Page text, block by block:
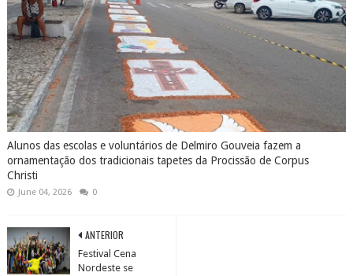
Alunos das escolas e voluntários de Delmiro Gouveia fazem a
ornamentação dos tradicionais tapetes da Procissão de Corpus
Christi
June 04, 2026 0
ANTERIOR
Festival Cena
Nordeste se